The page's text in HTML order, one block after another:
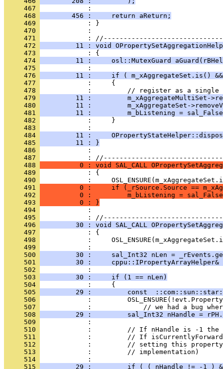
     467
     468
        456 :     return aReturn;
     469
     470
            :
     471
     472
11 : void
     473
     474
11 :     osl::MutexGuard
     475
     476
11 :     if ( m_xAggregateSet.is()
     477
     478
     479
11 :         m_xAggregateMultiSet-
     480
11 :         m_xAggregateSet-
     481
11 :         m_bListening =
     482
     483
     484
11 :
     485
         11 : }
     486
            :
     487
     488
0 : void SAL_CALL
     489
     490
     491
0 :     if (_rSource.Source ==
     492
0 :         m_bListening =
     493
          0 : }
     494
            :
     495
     496
30 : void SAL_CALL
     497
     498
     499
     500
30 :     sal_Int32 nLen =
     501
30 :     cppu::IPropertyArrayHelper&
     502
     503
         30 :     if (1 == nLen)
     504
     505
29 :         const
     506
     507
     508
29 :         sal_Int32 nHandle =
     509
     510
     511
     512
     513
     514
     515
29 :         if ( ( nHandle != -1 )